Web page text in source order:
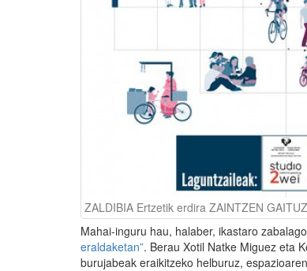
ZALDIBIA Ertzetik erdira ZAINTZEN
Mahai-inguru hau, halaber, ikastaro
eraldaketan”. Berau Xotil Natke Miguez eta
burujabeak eraikitzeko helburuz,